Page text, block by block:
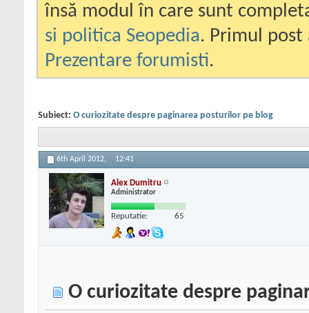
însă modul în care sunt
si politica Seopedia. Primul
Prezentare forumisti.
Subiect: O curiozitate despre paginarea posturilor pe blog
6th April 2012, 12:41
Alex Dumitru
Administrator
Reputatie: 65
O curiozitate despre